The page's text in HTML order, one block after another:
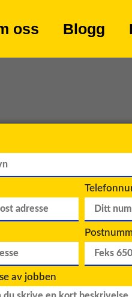
oss Blogg
av jobben